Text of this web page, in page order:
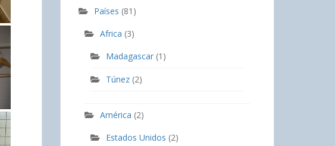
Países (81)
Africa (3)
Madagascar (1)
Túnez (2)
América (2)
Estados Unidos (2)